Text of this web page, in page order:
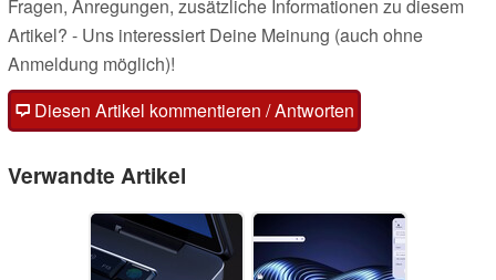
Fragen, Anregungen, zusätzliche Informationen zu diesem
Artikel? - Uns interessiert Deine Meinung (auch ohne
Anmeldung möglich)!
Diesen Artikel kommentieren / Antworten
Verwandte Artikel